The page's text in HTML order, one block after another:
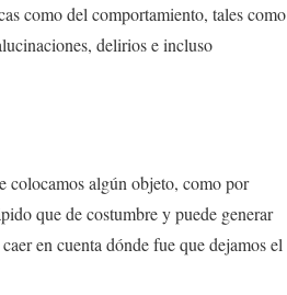
como del comportamiento, tales como
delirios e incluso
colocamos algún objeto, como por
que de costumbre y puede generar
en cuenta dónde fue que dejamos el